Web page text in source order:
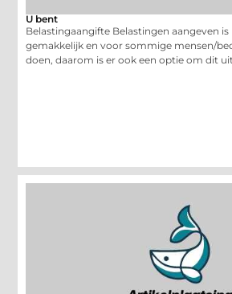
U bent
Belastingaangifte Belastingen aangeven
gemakkelijk en voor sommige mensen/
doen, daarom is er ook een optie om dit uit